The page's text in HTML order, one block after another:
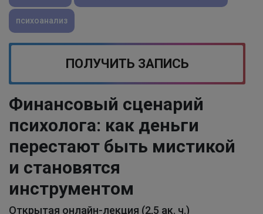
психоанализ
ПОЛУЧИТЬ ЗАПИСЬ
Финансовый сценарий
психолога: как деньги
перестают быть мистикой
и становятся
инструментом
Открытая онлайн-лекция (2,5 ак. ч.)